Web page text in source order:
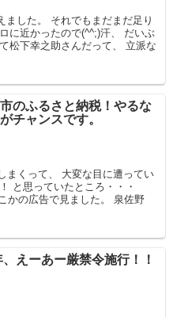
ました。 それでもまだまだ足り
に近かったので(^^;)汗、 だいぶ
松下幸之助さんだって、 立派な
のふるさと納税！やるな
チャンスです。
まくって、 大変な目に遭ってい
と思っていたところ・・・
かの広告で見ました。 泉佐野
えーあー厳禁令施行！！